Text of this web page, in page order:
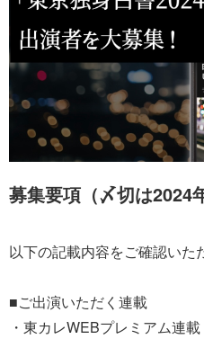
募集要項（〆切は2024
以下の記載内容をご確認いた
■ご出演いただく連載
・東カレWEBプレミアム連載